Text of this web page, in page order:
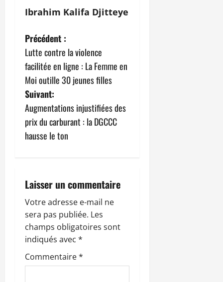
Ibrahim Kalifa Djitteye
N
a
v
i
g
a
i
o
n
d
’
Précédent :
Lutte contre la violence
facilitée en ligne : La Femme en
Moi outille 30 jeunes filles
Suivant:
Augmentations injustifiées des
prix du carburant : la DGCCC
hausse le ton
Laisser un commentaire
Votre adresse e-mail ne
sera pas publiée. Les
champs obligatoires sont
indiqués avec *
Commentaire*